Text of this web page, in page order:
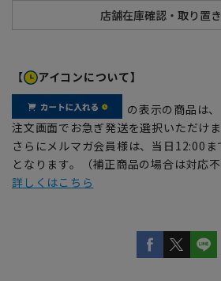
【 アイコンについて】
の表示の商品は、
注文画面でお急ぎ発送を選択いただけま
さらにメルマガ会員様は、当日12:00
となります。（補正商品の場合は対応不
詳しくはこちら